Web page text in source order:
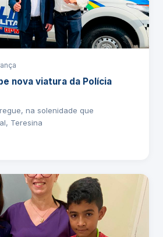
nova viatura da Polícia
na solenidade que
Teresina